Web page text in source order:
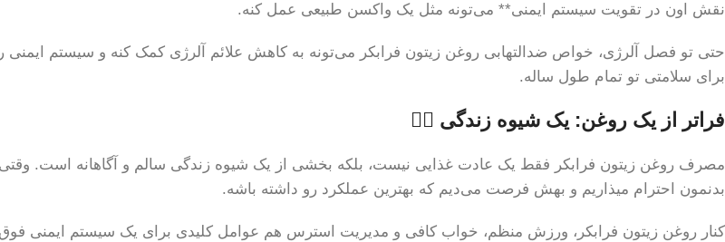
نقش اون در تقویت سیستم ایمنی** می‌تونه مثل یک واکسن طبیعی عمل کنه.
حتی تو فصل آلرژی، خواص ضدالتهابی روغن زیتون فرابکر می‌تونه به کاهش علائم آلرژی کمک کنه و سیستم ایمنی
برای سلامتی تو تمام طول ساله.
فراتر از یک روغن: یک شیوه زندگی 🧘‍♀️
مصرف روغن زیتون فرابکر فقط یک عادت غذایی نیست، بلکه بخشی از یک شیوه زندگی سالم و آگاهانه است.
بدنمون احترام میذاریم و بهش فرصت می‌دیم که بهترین عملکرد رو داشته باشه.
کنار روغن زیتون فرابکر، ورزش منظم، خواب کافی و مدیریت استرس هم عوامل کلیدی برای یک سیستم ایمنی